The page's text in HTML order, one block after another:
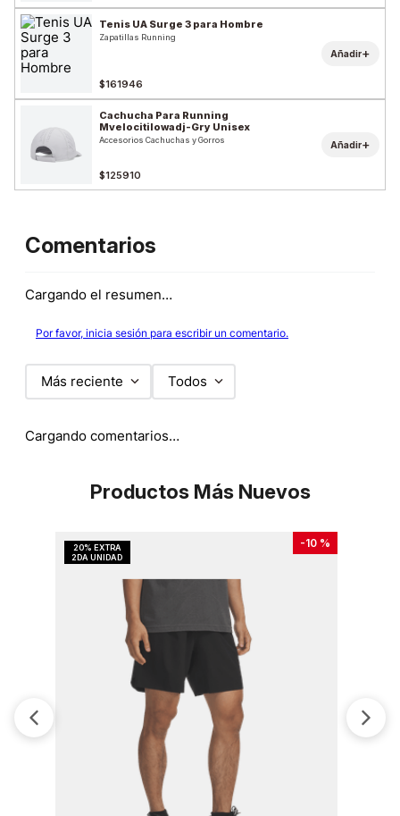
Tenis UA Surge 3 para Hombre
Zapatillas Running
$161946
Añadir+
Cachucha Para Running
Mvelocitilowadj-Gry Unisex
Accesorios Cachuchas y Gorros
$125910
Añadir+
Comentarios
Cargando el resumen…
Por favor, inicia sesión para escribir un comentario.
Más reciente Todos
Cargando comentarios…
Productos Más Nuevos
-10 %